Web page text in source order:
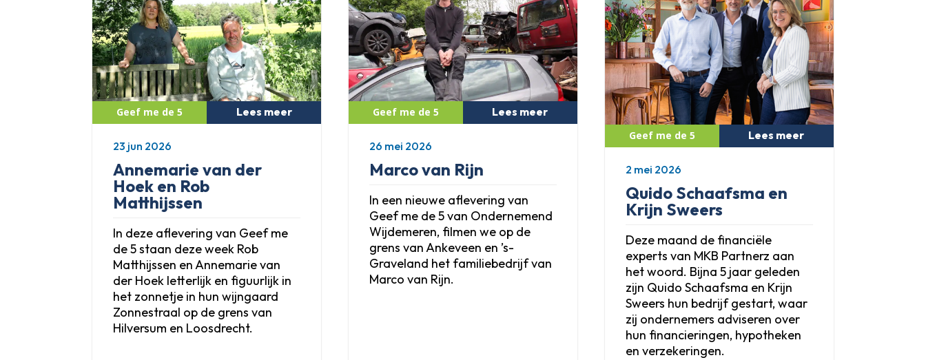
Annemarie van der
Hoek en Rob
Matthijssen
In deze aflevering van Geef me
de 5 staan deze week Rob
Matthijssen en Annemarie van
der Hoek letterlijk en figuurlijk in
het zonnetje in hun wijngaard
Zonnestraal op de grens van
Hilversum en Loosdrecht.
Lees meer
23 jun 2026
Marco van Rijn
In een nieuwe aflevering van
Geef me de 5 van Ondernemend
Wijdemeren, filmen we op de
grens van Ankeveen en ’s-
Graveland het familiebedrijf van
Marco van Rijn.
Lees meer
26 mei 2026
Quido Schaafsma en
Krijn Sweers
Deze maand de financiële
experts van MKB Partnerz aan
het woord. Bijna 5 jaar geleden
zijn Quido Schaafsma en Krijn
Sweers hun bedrijf gestart, waar
zij ondernemers adviseren over
hun financieringen, hypotheken
en verzekeringen.
Lees meer
2 mei 2026